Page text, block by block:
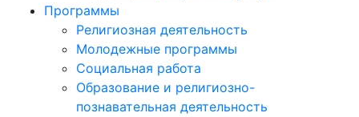
Программы
Религиозная деятельность
Молодежные программы
Социальная работа
Образование и религиозно-
познавательная деятельность